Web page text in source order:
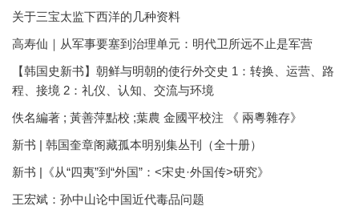
关于三宝太监下西洋的几种资料
高寿仙｜从军事要塞到治理单元：明代卫所远不止是军营
【韩国史新书】朝鲜与明朝的使行外交史 1：转换、运营、路
程、接境 2：礼仪、认知、交流与环境
佚名編著 ; 黃善萍點校 ;葉農 金國平校注 《 兩粵雜存》
新书 | 韩国奎章阁藏孤本明别集丛刊（全十册）
新书 |《从“四夷”到“外国”：<宋史·外国传>研究》
王宏斌：孙中山论中国近代毒品问题